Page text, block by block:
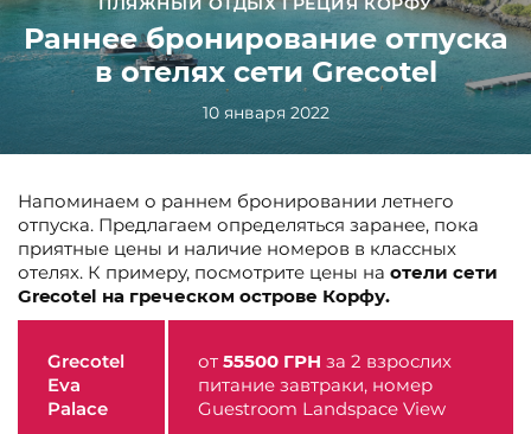
Раннее бронирование отпуска
в отелях сети Grecotel
10 января 2022
Напоминаем о раннем бронировании летнего
отпуска. Предлагаем определяться заранее, пока
приятные цены и наличие номеров в классных
отелях. К примеру, посмотрите цены на отели сети
Grecotel на греческом острове Корфу.
Grecotel
Eva
Palace
от 55500 ГРН за 2 взрослих
питание завтраки, номер
Guestroom Landspace View